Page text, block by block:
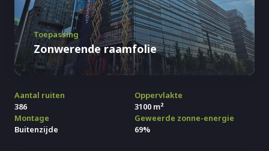
Toepassing
Zonwerende raamfolie
Aantal ruiten
386
Oppervlakte
3100 m²
Montage
Buitenzijde
Geweerde zonne-energie
69%